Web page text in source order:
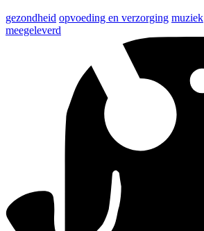
gezondheid opvoeding en verzorging muziek
meegeleverd